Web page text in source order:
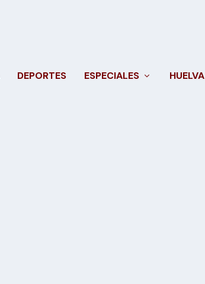
DEPORTES ESPECIALES HUELVA